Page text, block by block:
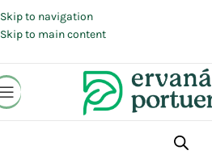
Skip to navigation
Skip to main content
Suplementos alimentares